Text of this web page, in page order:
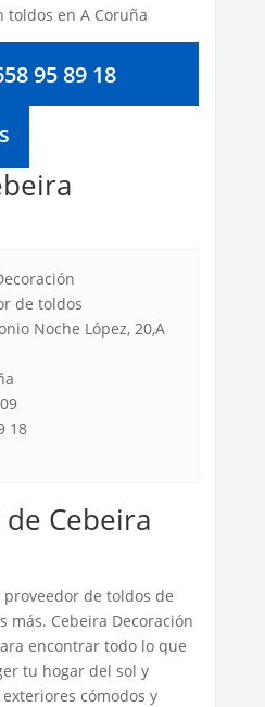
95 89 18
de toldos
Noche López, 20,A
18
Cebeira
de toldos de
más. Cebeira Decoración
encontrar todo lo que
tu hogar del sol y
cómodos y